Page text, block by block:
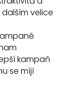
velice
kampaň
se míjí